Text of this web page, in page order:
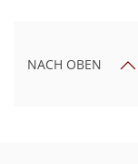
NACH OBEN